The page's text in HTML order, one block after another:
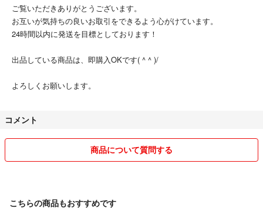
キティ
マイメロ
マイメロディ
ミュー
ぺこ
れい
ハート
ジュエリー
ご覧いただきありがとうございます。
お互いが気持ちの良いお取引をできるよう心がけています。
24時間以内に発送を目標としております！
出品している商品は、即購入OKです( ^ ^ )/
よろしくお願いします。
コメント
商品について質問する
こちらの商品もおすすめです